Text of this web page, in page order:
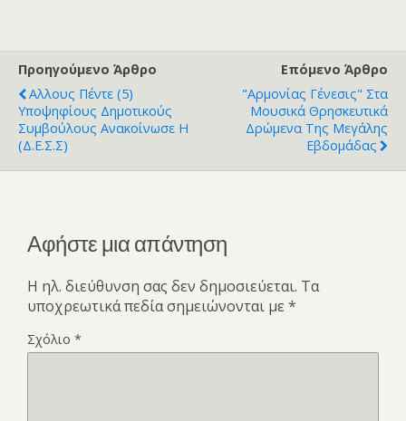
Προηγούμενο Άρθρο
Αλλους Πέντε (5)
Υποψηφίους Δημοτικούς
Συμβούλους Ανακοίνωσε Η
(Δ.Ε.Σ.Σ)
Επόμενο Άρθρο
"Αρμονίας Γένεσις" Στα
Μουσικά Θρησκευτικά
Δρώμενα Της Μεγάλης
Εβδομάδας
Αφήστε μια απάντηση
Η ηλ. διεύθυνση σας δεν δημοσιεύεται. Τα
υποχρεωτικά πεδία σημειώνονται με *
Σχόλιο *